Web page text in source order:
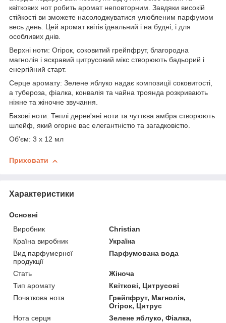
квіткових нот робить аромат неповторним. Завдяки високій
стійкості ви зможете насолоджуватися улюбленим парфумом
весь день. Цей аромат квітів ідеальний і на будні, і для
особливих днів.
Верхні ноти: Огірок, соковитий грейпфрут, благородна
магнолія і яскравий цитрусовий мікс створюють бадьорий і
енергійний старт.
Серце аромату: Зелене яблуко надає композиції соковитості,
а тубероза, фіалка, конвалія та чайна троянда розкривають
ніжне та жіночне звучання.
Базові ноти: Теплі дерев'яні ноти та чуттєва амбра створюють
шлейф, який огорне вас елегантністю та загадковістю.
Об'єм: 3 х 12 мл
Приховати
Характеристики
Основні
Виробник
Christian
Країна виробник
Україна
Вид парфумерної
продукції
Парфумована вода
Стать
Жіноча
Тип аромату
Квіткові, Цитрусові
Початкова нота
Грейпфрут, Магнолія,
Огірок, Цитрус
Нота серця
Зелене яблуко, Фіалка,